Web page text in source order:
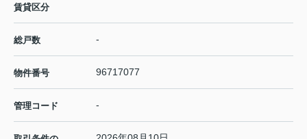
賃貸区分
総戸数 -
物件番号 96717077
管理コード -